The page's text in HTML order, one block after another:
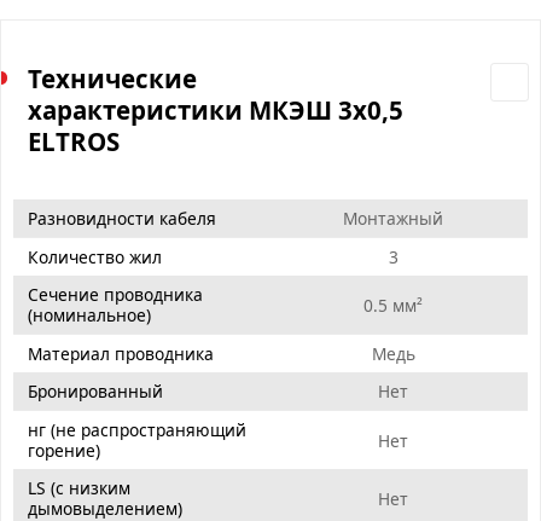
Технические
характеристики МКЭШ 3х0,5
ELTROS
Разновидности кабеля
Монтажный
Количество жил
3
Сечение проводника
(номинальное)
0.5 мм²
Материал проводника
Медь
Бронированный
Нет
нг (не распространяющий
горение)
Нет
LS (с низким
дымовыделением)
Нет